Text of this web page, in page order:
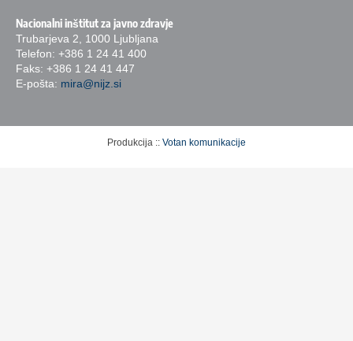
Nacionalni inštitut za javno zdravje
Trubarjeva 2, 1000 Ljubljana
Telefon: +386 1 24 41 400
Faks: +386 1 24 41 447
E-pošta: mira@nijz.si
Produkcija :: Votan komunikacije